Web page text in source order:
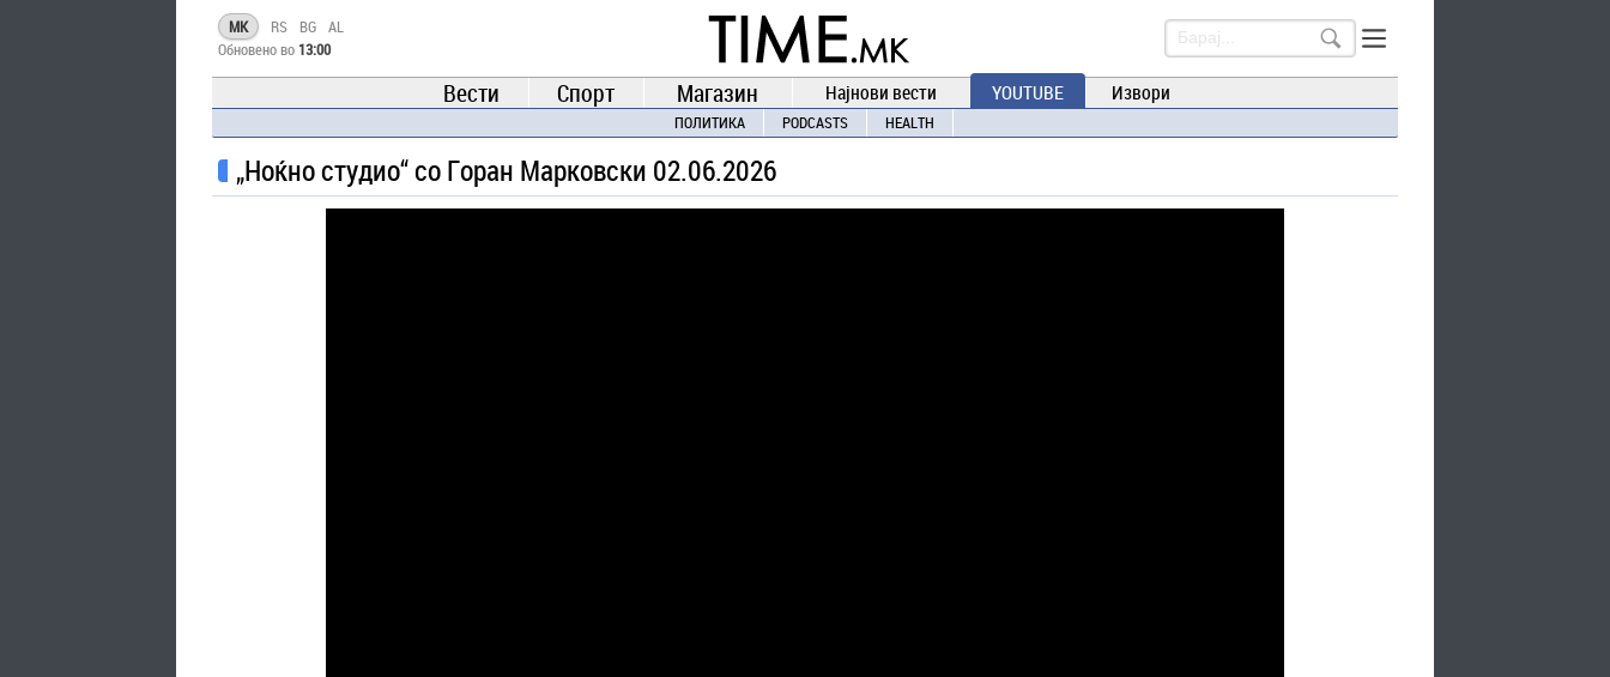
TIME.mk
ВЕСТИ
NEWS
MK RS BG AL
Обновено во 13:00
Вести Спорт Магазин Најнови вести YOUTUBE Извори
ПОЛИТИКА PODCASTS HEALTH
„Ноќно студио“ со Горан Марковски 02.06.2026